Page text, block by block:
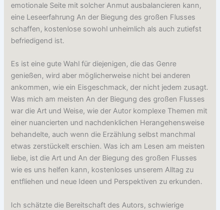
emotionale Seite mit solcher Anmut ausbalancieren kann,
eine Leseerfahrung An der Biegung des großen Flusses
schaffen, kostenlose sowohl unheimlich als auch zutiefst
befriedigend ist.
Es ist eine gute Wahl für diejenigen, die das Genre
genießen, wird aber möglicherweise nicht bei anderen
ankommen, wie ein Eisgeschmack, der nicht jedem zusagt.
Was mich am meisten An der Biegung des großen Flusses
war die Art und Weise, wie der Autor komplexe Themen mit
einer nuancierten und nachdenklichen Herangehensweise
behandelte, auch wenn die Erzählung selbst manchmal
etwas zerstückelt erschien. Was ich am Lesen am meisten
liebe, ist die Art und An der Biegung des großen Flusses
wie es uns helfen kann, kostenloses unserem Alltag zu
entfliehen und neue Ideen und Perspektiven zu erkunden.
Ich schätzte die Bereitschaft des Autors, schwierige